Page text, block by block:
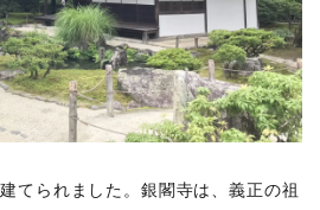
てられました。銀閣寺は、義正の祖